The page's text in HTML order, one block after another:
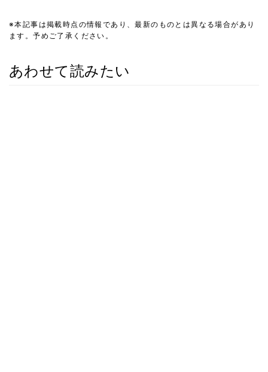
※本記事は掲載時点の情報であり、最新のものとは異なる場合があり
ます。予めご了承ください。
あわせて読みたい